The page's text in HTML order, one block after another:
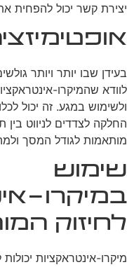
יצירת קשר יכול להפחית
בעידן שבו יותר ויותר
לוודא שהמיקרו-
ולשימוש במגע. זה יכול
החלקה לצדדים לניווט
מותאמות לגודל המסך
שימוש
במיקרו-
לחיזוק
מיקרו-אינטראקציות